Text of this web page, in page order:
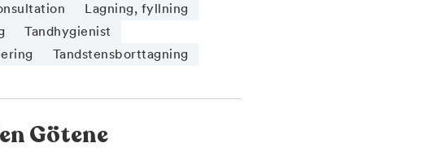
Lagning, fyllning
Tandhygienist
Tandstensborttagning
Götene